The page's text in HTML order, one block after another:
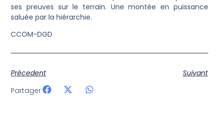
ses preuves sur le terrain. Une montée en puissance
saluée par la hiérarchie.
CCOM-DGD
Précedent
Suivant
Partager